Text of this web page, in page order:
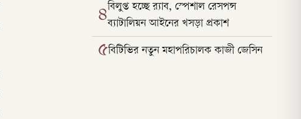
৪বিলুপ্ত হচ্ছে র‍্যাব, স্পেশাল রেসপন্স
ব্যাটালিয়ন আইনের খসড়া প্রকাশ
৫বিটিভির নতুন মহাপরিচালক কাজী জেসিন